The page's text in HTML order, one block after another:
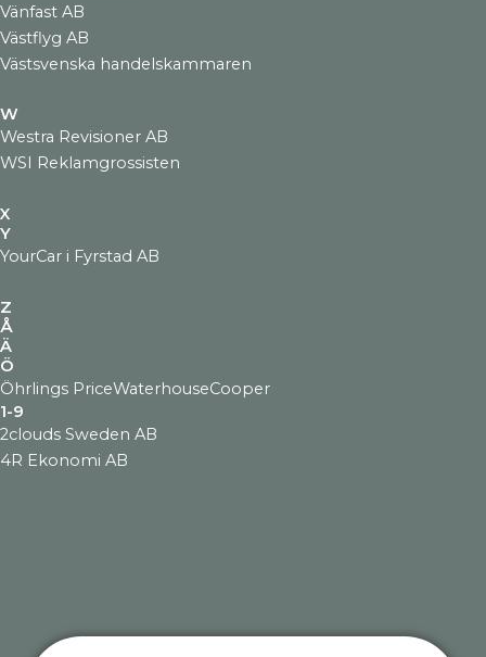
Vänfast AB
Västflyg AB
Västsvenska handelskammaren
W
Westra Revisioner AB
WSI Reklamgrossisten
X
Y
YourCar i Fyrstad AB
Z
Å
Ä
Ö
Öhrlings PriceWaterhouseCooper
1-9
2clouds Sweden AB
4R Ekonomi AB